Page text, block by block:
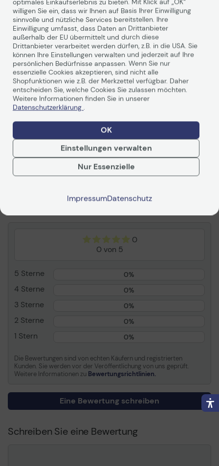
Technische Daten
Allgemein
Hersteller
OKI
Herst. Art. Nr.
45536508
EAN
5031713061519
Hauptmerkmale
OKI - Tonerpatrone -
Schwarz
Verbrauchsmaterialtyp
Tonerpatrone
LED
Bis zu 38000 Seiten
Verbrauchsmaterial
Tonerpatrone
Schwarz
Kapazität
Bis zu 38000 Seiten
Informationen zur Kompatibilität
Entwickelt für OKI C931
Weiterlesen
Bewertungen
0
0 von 5
5 Sterne 0%
4 Sterne 0%
3 Sterne 0%
2 Sterne 0%
1 Stern 0%
Die Bewertungen sind von echten Käufern und registrierten
Kunden. Sie werden vor der Veröffentlichung von uns geprüft.
Weitere Informationen zu Bewertungsrichtlinien.
Eine Bewertung schreiben
Schreiben Sie eine Bewertung
willigen Sie ein, dass wir Ihnen auf Basis Ihrer Einwilligung
sinnvolle und nützliche Services bereitstellen. Ihre
Einwilligung umfasst, dass Daten an Drittanbieter
außerhalb der EU übermittelt und durch diese
Drittanbieter verarbeitet werden dürfen, z.B. in die USA. Sie
können Ihre Einstellungen verwalten und jederzeit auf Ihre
persönlichen Bedürfnisse anpassen. Wenn Sie nur
essenzielle Cookies akzeptieren, sind nicht alle
Shopfunktionen wie z.B. der Merkzettel verfügbar. Daher
entscheiden Sie, welche Cookies Sie zulassen möchten.
Weitere Informationen finden Sie in unserer
Datenschutzerklärung .
OK
Einstellungen verwalten
Nur Essenzielle
ImpressumDatenschutz